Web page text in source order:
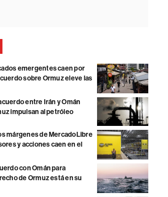
emergentes caen por
sobre Ormuz eleve las
entre Irán y Omán
impulsan al petróleo
márgenes de MercadoLibre
y acciones caen en el
con Omán para
de Ormuz está en su